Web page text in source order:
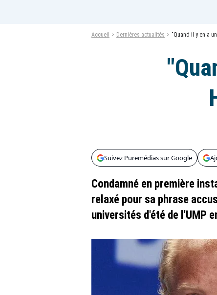
Accueil Dernières actualités "Quand il y en a
Suivez Puremédias sur Google
Condamné en première
relaxé pour sa phrase
universités d'été de l'UMP